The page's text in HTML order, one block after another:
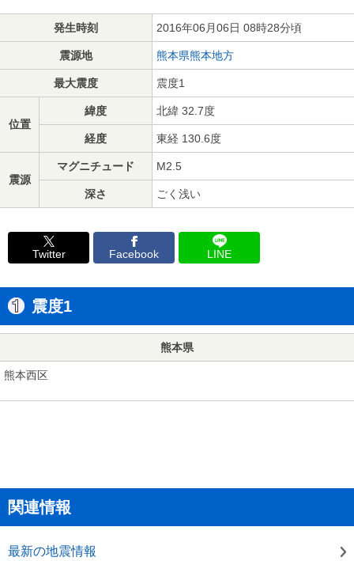
発生時刻 2016年06月06日 08時28分頃
震源地 熊本県熊本地方
最大震度 震度1
位置
緯度 北緯 32.7度
経度 東経 130.6度
震源
マグニチュード M2.5
深さ ごく浅い
Twitter Facebook LINE
震度1
熊本県
熊本西区
関連情報
最新の地震情報